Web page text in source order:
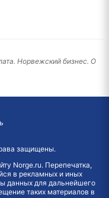
Норвежский бизнес. О
защищены.
Norge.ru. Перепечатка,
в рекламных и иных
данных для дальнейшего
таких материалов в